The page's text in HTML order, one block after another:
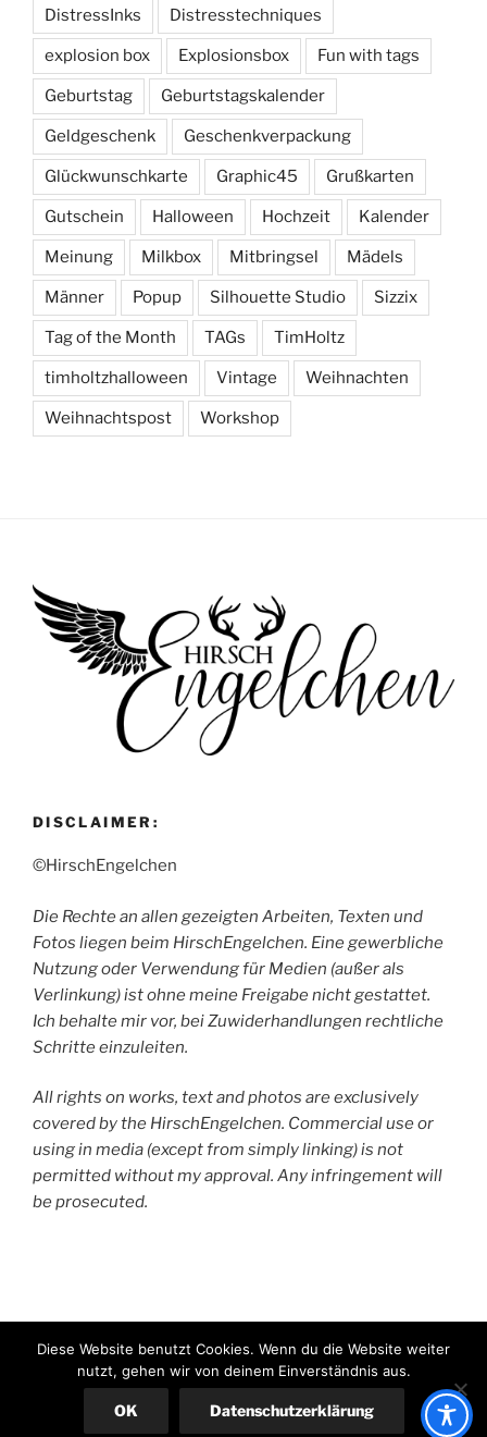
DistressInks Distresstechniques
explosion box Explosionsbox Fun with tags
Geburtstag Geburtstagskalender
Geldgeschenk Geschenkverpackung
Glückwunschkarte Graphic45 Grußkarten
Gutschein Halloween Hochzeit Kalender
Meinung Milkbox Mitbringsel Mädels
Männer Popup Silhouette Studio Sizzix
Tag of the Month TAGs TimHoltz
timholtzhalloween Vintage Weihnachten
Weihnachtspost Workshop
DISCLAIMER:
©HirschEngelchen
Die Rechte an allen gezeigten Arbeiten, Texten und
Fotos liegen beim HirschEngelchen. Eine gewerbliche
Nutzung oder Verwendung für Medien (außer als
Verlinkung) ist ohne meine Freigabe nicht gestattet.
Ich behalte mir vor, bei Zuwiderhandlungen rechtliche
Schritte einzuleiten.
All rights on works, text and photos are exclusively
covered by the HirschEngelchen. Commercial use or
using in media (except from simply linking) is not
permitted without my approval. Any infringement will
be prosecuted.
Stolz präsentiert von WordPress
Diese Website benutzt Cookies. Wenn du die Website weiter
nutzt, gehen wir von deinem Einverständnis aus.
OK Datenschutzerklärung